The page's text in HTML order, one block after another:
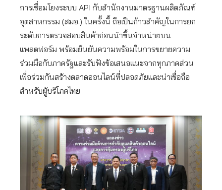
การเชื่อมโยงระบบ API กับสำนักงานมาตรฐานผลิตภัณฑ์
อุตสาหกรรม (สมอ.) ในครั้งนี้ ถือเป็นก้าวสำคัญในการยก
ระดับการตรวจสอบสินค้าก่อนนำขึ้นจำหน่ายบน
แพลตฟอร์ม พร้อมยืนยันความพร้อมในการขยายความ
ร่วมมือกับภาครัฐและรับฟังข้อเสนอแนะจากทุกภาคส่วน
เพื่อร่วมกันสร้างตลาดออนไลน์ที่ปลอดภัยและน่าเชื่อถือ
สำหรับผู้บริโภคไทย